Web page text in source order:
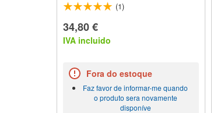
(1)
34,80 €
IVA incluido
Fora do estoque
Faz favor de informar-me quando
o produto sera novamente
disponíve